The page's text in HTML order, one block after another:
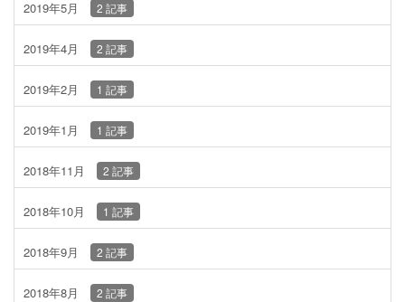
2019年5月 2 記事
2019年4月 2 記事
2019年2月 1 記事
2019年1月 1 記事
2018年11月 2 記事
2018年10月 1 記事
2018年9月 2 記事
2018年8月 2 記事